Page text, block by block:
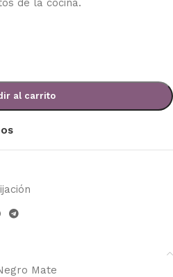
de la cocina.
al carrito
Mate